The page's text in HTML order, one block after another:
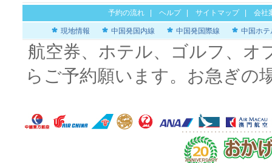
予約の流れ ヘルプ| サイトマップ| 会社
現地情報 中国発国内線 中国発国際線 中国ホテ
航空券、ホテル、ゴルフ、オ
らご予約願います。お急ぎの